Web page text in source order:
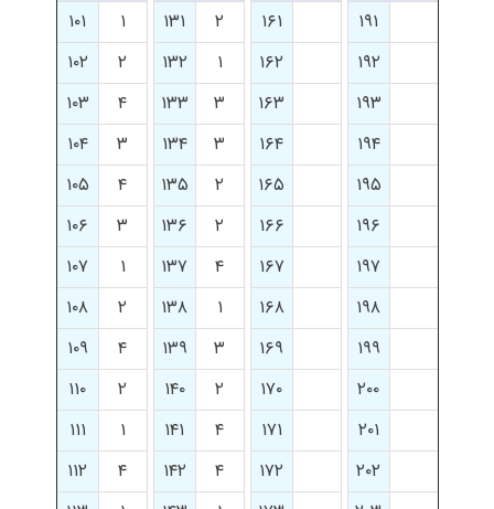
۱۹۱
۱۶۱ ۲ ۱۳۱ ۱
۱۰۱
۱۹۲
۱۶۲ ۱ ۱۳۲ ۲
۱۰۲
۱۹۳
۱۶۳ ۳ ۱۳۳ ۴
۱۰۳
۱۹۴
۱۶۴ ۳ ۱۳۴ ۳
۱۰۴
۱۹۵
۱۶۵ ۲ ۱۳۵ ۴
۱۰۵
۱۹۶
۱۶۶ ۲ ۱۳۶ ۳
۱۰۶
۱۹۷
۱۶۷ ۴ ۱۳۷ ۱
۱۰۷
۱۹۸
۱۶۸ ۱ ۱۳۸ ۲
۱۰۸
۱۹۹
۱۶۹ ۳ ۱۳۹ ۴
۱۰۹
۲۰۰
۱۷۰ ۲ ۱۴۰ ۲
۱۱۰
۲۰۱
۱۷۱ ۴ ۱۴۱ ۱
۱۱۱
۲۰۲
۱۷۲ ۴ ۱۴۲ ۴
۱۱۲